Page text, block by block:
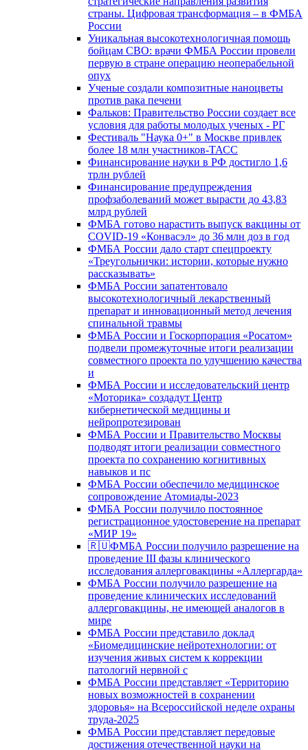
страны. Цифровая трансформация – в ФМБА
России
Уникальная высокотехнологичная помощь
бойцам СВО: врачи ФМБА России провели
первую в стране операцию неоперабельной
опух
Ученые создали композитные наноцветы
против рака печени
Фальков: Правительство России создает все
условия для работы молодых ученых - РГ
Фестиваль "Наука 0+" в Москве привлек
более 18 млн участников-ТАСС
Финансирование науки в РФ достигло 1,6
трлн рублей
Финансирование предупреждения
профзаболеваний может вырасти до 43,83
млрд рублей
ФМБА готово нарастить выпуск вакцины от
COVID-19 «Конвасэл» до 36 млн доз в год
ФМБА России дало старт спецпроекту
«Треугольнички: истории, которые нужно
рассказывать»
ФМБА России запатентовало
высокотехнологичный лекарственный
препарат и инновационный метод лечения
спинальной травмы
ФМБА России и Госкорпорация «Росатом»
подвели промежуточные итоги реализации
совместного проекта по улучшению качества
и
ФМБА России и исследовательский центр
«Моторика» создадут Центр
кибернетической медицины и
нейропротезирован
ФМБА России и Правительство Москвы
подводят итоги реализации совместного
проекта по сохранению когнитивных
навыков и пс
ФМБА России обеспечило медицинское
сопровождение Атомиады-2023
ФМБА России получило постоянное
регистрационное удостоверение на препарат
«МИР 19»
🇷🇺ФМБА России получило разрешение на
проведение III фазы клинического
исследования аллерговакцины «Аллергарда»
ФМБА России получило разрешение на
проведение клинических исследований
аллерговакцины, не имеющей аналогов в
мире
ФМБА России представило доклад
«Биомедицинские нейротехнологии: от
изучения живых систем к коррекции
патологий нервной с
ФМБА России представляет «Территорию
новых возможностей в сохранении
здоровья» на Всероссийской неделе охраны
труда-2025
ФМБА России представляет передовые
достижения отечественной науки на